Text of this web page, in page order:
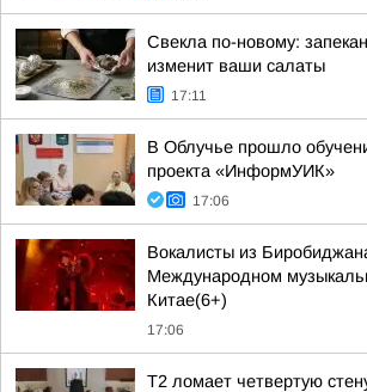
Свекла по-новому:
изменит ваши салаты
17:11
В Облучье прошло
проекта «ИнформУИК»
17:06
Вокалисты из
Международном
Китае(6+)
17:06
Т2 ломает четвертую